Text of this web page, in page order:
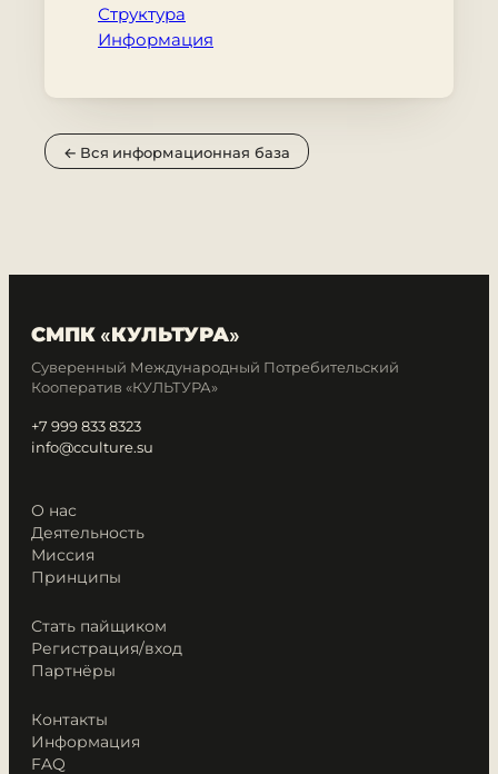
Структура
Информация
← Вся информационная база
СМПК «КУЛЬТУРА»
Суверенный Международный Потребительский
Кооператив «КУЛЬТУРА»
+7 999 833 8323
info@cculture.su
О нас
Деятельность
Миссия
Принципы
Стать пайщиком
Регистрация/вход
Партнёры
Контакты
Информация
FAQ